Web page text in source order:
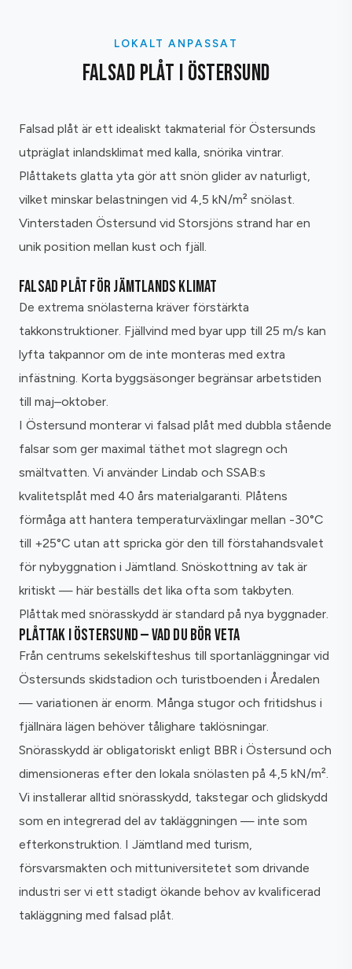
LOKALT ANPASSAT
FALSAD PLÅT I ÖSTERSUND
Falsad plåt är ett idealiskt takmaterial för Östersunds
utpräglat inlandsklimat med kalla, snörika vintrar.
Plåttakets glatta yta gör att snön glider av naturligt,
vilket minskar belastningen vid 4,5 kN/m² snölast.
Vinterstaden Östersund vid Storsjöns strand har en
unik position mellan kust och fjäll.
FALSAD PLÅT FÖR JÄMTLANDS KLIMAT
De extrema snölasterna kräver förstärkta
takkonstruktioner. Fjällvind med byar upp till 25 m/s kan
lyfta takpannor om de inte monteras med extra
infästning. Korta byggsäsonger begränsar arbetstiden
till maj–oktober.
I Östersund monterar vi falsad plåt med dubbla stående
falsar som ger maximal täthet mot slagregn och
smältvatten. Vi använder Lindab och SSAB:s
kvalitetsplåt med 40 års materialgaranti. Plåtens
förmåga att hantera temperaturväxlingar mellan -30°C
till +25°C utan att spricka gör den till förstahandsvalet
för nybyggnation i Jämtland. Snöskottning av tak är
kritiskt — här beställs det lika ofta som takbyten.
Plåttak med snörasskydd är standard på nya byggnader.
PLÅTTAK I ÖSTERSUND — VAD DU BÖR VETA
Från centrums sekelskifteshus till sportanläggningar vid
Östersunds skidstadion och turistboenden i Åredalen
— variationen är enorm. Många stugor och fritidshus i
fjällnära lägen behöver tålighare taklösningar.
Snörasskydd är obligatoriskt enligt BBR i Östersund och
dimensioneras efter den lokala snölasten på 4,5 kN/m².
Vi installerar alltid snörasskydd, takstegar och glidskydd
som en integrerad del av takläggningen — inte som
efterkonstruktion. I Jämtland med turism,
försvarsmakten och mittuniversitetet som drivande
industri ser vi ett stadigt ökande behov av kvalificerad
takläggning med falsad plåt.